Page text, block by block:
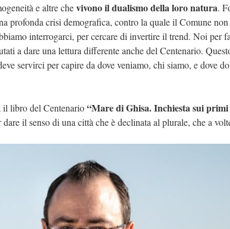
e altre chevivono il dualismo della loro natura.
profonda crisi demografica, contro la quale il Comune
interrogarci, per cercare di invertire il trend. Noi per
a dare una lettura differente anche del Centenario.
servirci per capire da dove veniamo, chi siamo, e dove
il libro del Centenario“Mare di Ghisa. Inchiesta sui
il senso di una città che è declinata al plurale, che a